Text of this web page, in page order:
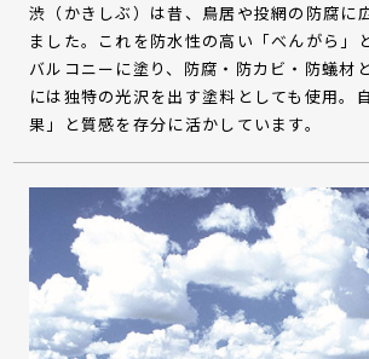
渋（かきしぶ）は昔、鳥居や投網の防腐に
ました。これを防水性の高い「べんがら」
バルコニーに塗り、防腐・防カビ・防蟻材
には独特の光沢を出す塗料としても使用。
果」と質感を存分に活かしています。